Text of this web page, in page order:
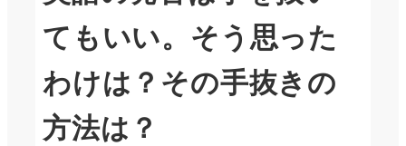
てもいい。そう思った
わけは？その手抜きの
方法は？